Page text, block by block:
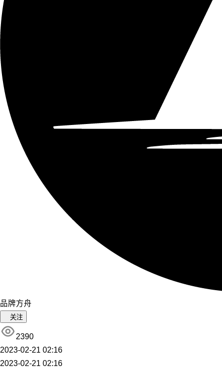
品牌方舟
关注
2390
2023-02-21 02:16
2023-02-21 02:16